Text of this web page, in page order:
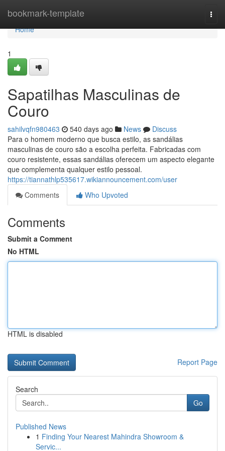
bookmark-template
Home
Home
1
Sapatilhas Masculinas de
Couro
sahilvqfn980463 540 days ago News
Discuss
Para o homem moderno que busca estilo, as sandálias
masculinas de couro são a escolha perfeita. Fabricadas com
couro resistente, essas sandálias oferecem um aspecto elegante
que complementa qualquer estilo pessoal.
https://tiannathlp535617.wikiannouncement.com/user
Comments
Who Upvoted
Comments
Submit a Comment
No HTML
HTML is disabled
Report Page
Search
Go
Published News
1 Finding Your Nearest Mahindra Showroom &
Servic...